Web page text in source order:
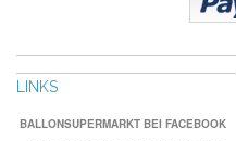
LINKS
BALLONSUPERMARKT BEI FACEBOOK